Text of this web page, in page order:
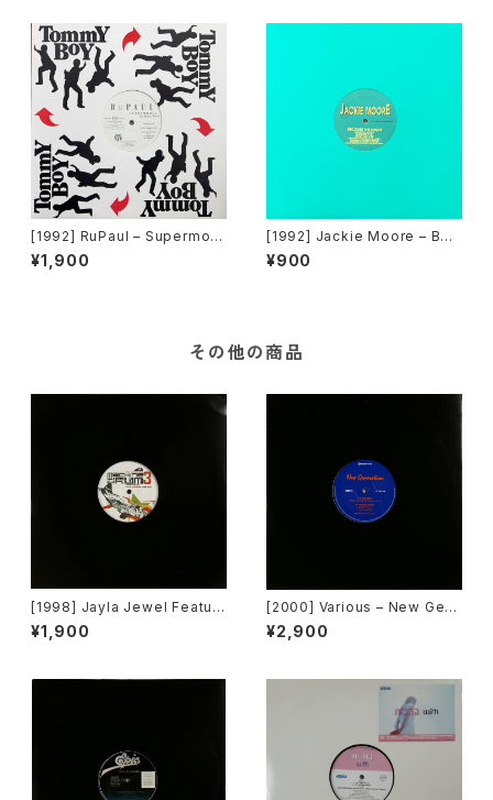
[1992] RuPaul – Supermod
el (You Better Work) / Hou
se Of Love [Tommy Boy]
¥1,900
[1992] Jackie Moore – Bec
ause The Night [Discomag
ic Records]
¥900
その他の商品
[1998] Jayla Jewel Featuri
ng Grand Puba – I Like Wh
at U Do To Me (Remix) [Str
¥1,900
[2000] Various – New Gen
eration / Back To The "Dis
co" ~私もDiscoへ連れていっ
¥2,900